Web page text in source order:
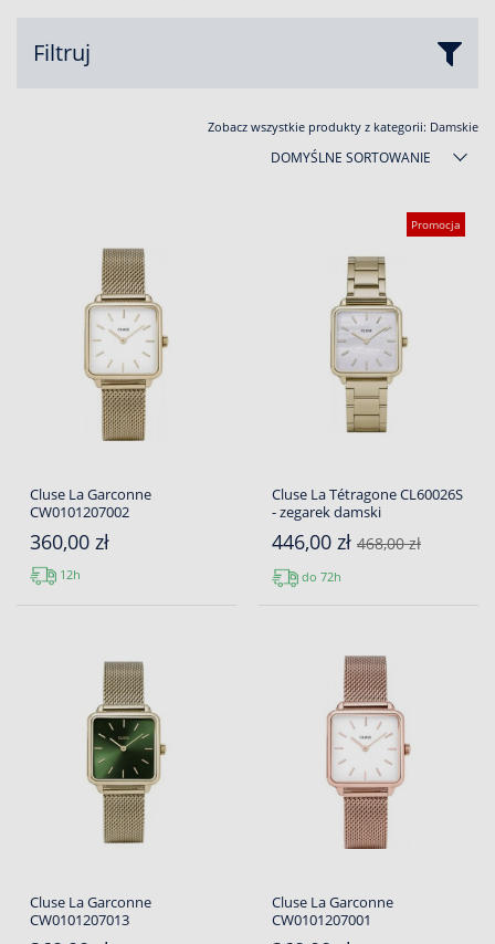
Filtruj
Zobacz wszystkie produkty z kategorii: Damskie
DOMYŚLNE SORTOWANIE
Cluse La Garconne
CW0101207002
360,00 zł
12h
Promocja
Cluse La Tétragone CL60026S
- zegarek damski
446,00 zł 468,00 zł
do 72h
Cluse La Garconne
CW0101207013
Cluse La Garconne
CW0101207001